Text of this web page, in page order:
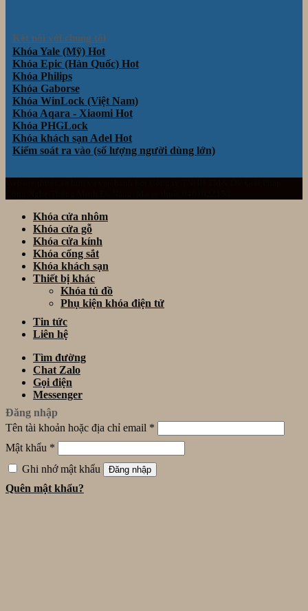
Kết nối với chúng tôi
Khóa Yale (Mỹ)
Khóa Epic (Hàn Quốc)
Khóa Philips
Khóa Gaborse
Khóa WinLock (Việt Nam)
Khóa Aqara - Xiaomi
Khóa PHGLock
Khóa khách sạn Adel
Kiểm soát ra vào (số lượng người dùng lớn)
Khóa cửa nhôm
Khóa cửa gỗ
Khóa cửa kính
Khóa cổng sắt
Khóa khách sạn
Thiết bị khác
Khóa tủ đồ
Phụ kiện khóa điện tử
Tin tức
Liên hệ
Tìm đường
Chat Zalo
Gọi điện
Messenger
Đăng nhập
Tên tài khoản hoặc địa chỉ email *
Mật khẩu *
Ghi nhớ mật khẩu
Đăng nhập
Quên mật khẩu?